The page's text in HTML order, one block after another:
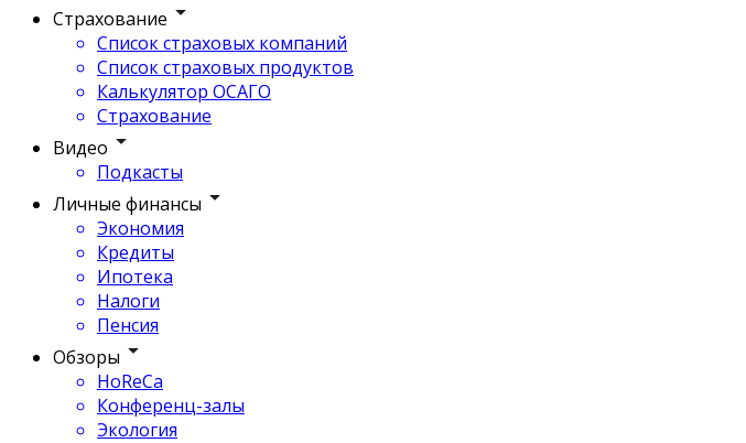
Страхование
Список страховых компаний
Список страховых продуктов
Калькулятор ОСАГО
Страхование
Видео
Подкасты
Личные финансы
Экономия
Кредиты
Ипотека
Налоги
Пенсия
Обзоры
HoReCa
Конференц-залы
Экология